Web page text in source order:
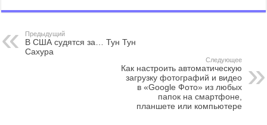
Предыдущий
В США судятся за… Тун Тун
Сахура
Следующее
Как настроить автоматическую
загрузку фотографий и видео
в «Google Фото» из любых
папок на смартфоне,
планшете или компьютере